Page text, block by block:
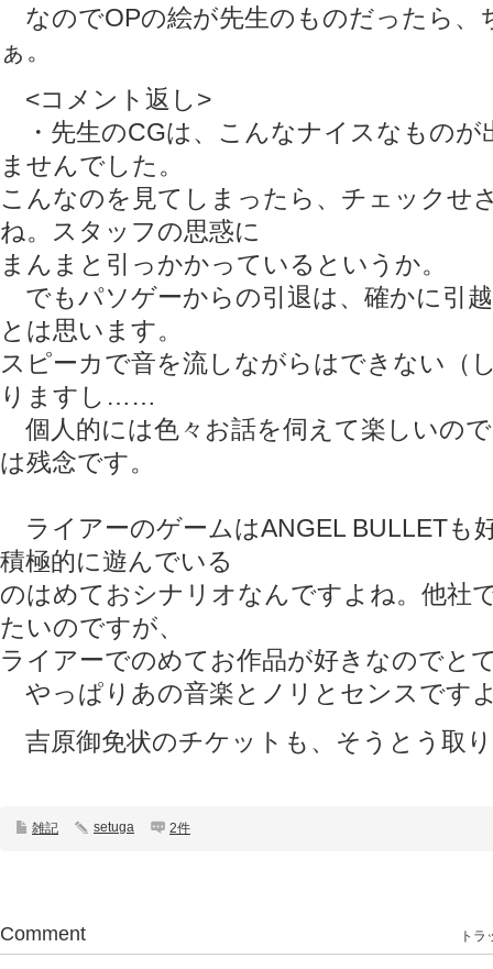
なのでOPの絵が先生のものだったら、
ぁ。
<コメント返し>
・先生のCGは、こんなナイスなものが
ませんでした。
こんなのを見てしまったら、チェックせ
ね。スタッフの思惑に
まんまと引っかかっているというか。
でもパソゲーからの引退は、確かに引
とは思います。
スピーカで音を流しながらはできない（
りますし……
個人的には色々お話を伺えて楽しいの
は残念です。
ライアーのゲームはANGEL BULLETも
積極的に遊んでいる
のはめておシナリオなんですよね。他社
たいのですが、
ライアーでのめてお作品が好きなのでと
やっぱりあの音楽とノリとセンスです
吉原御免状のチケットも、そうとう取
雑記 setuga 2件
Comment トラ